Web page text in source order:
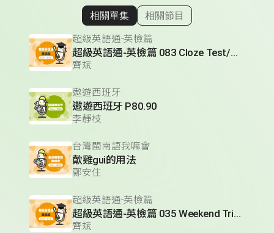
顯示相關單集
相關單集 相關節目
超級英語通-英檢篇
超級英語通-英檢篇 083 Cloze Test/段落填空-13
齊斌
遨遊西班牙
遨遊西班牙 P80.90
李靜枝
台灣閩南語我嘛會
歕雞gui的用法
鄭安住
超級英語通-英檢篇
超級英語通-英檢篇 035 Weekend Trip- 週末旅遊
齊斌